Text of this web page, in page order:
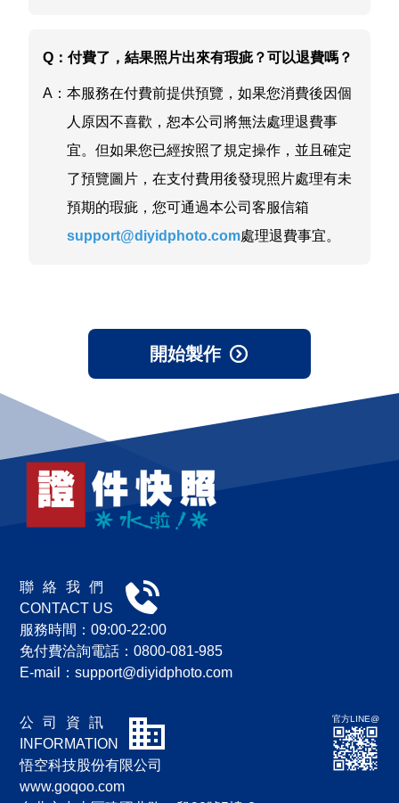
Q： 付費了，結果照片出來有瑕疵？可以退費嗎？
A： 本服務在付費前提供預覽，如果您消費後因個
人原因不喜歡，恕本公司將無法處理退費事
宜。但如果您已經按照了規定操作，並且確定
了預覽圖片，在支付費用後發現照片處理有未
預期的瑕疵，您可通過本公司客服信箱
support@diyidphoto.com處理退費事宜。
開始製作
聯 絡 我 們
CONTACT US
服務時間：09:00-22:00
免付費洽詢電話：0800-081-985
E-mail：support@diyidphoto.com
公 司 資 訊
INFORMATION
悟空科技股份有限公司
www.goqoo.com
官方LINE@